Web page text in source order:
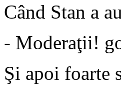
Când Stan a
- Moderaţii!
Şi apoi foarte